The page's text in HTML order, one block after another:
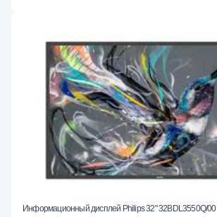
Информационный дисплей Philips 32" 32BDL3550Q/00